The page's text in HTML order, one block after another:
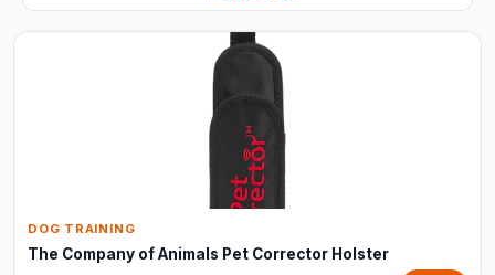
DOG TRAINING
The Company of Animals Pet Corrector Holster